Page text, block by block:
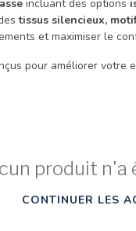
incluant des options
tissus silencieux,
et maximiser le
pour améliorer
produit n'a
CONTINUER LES